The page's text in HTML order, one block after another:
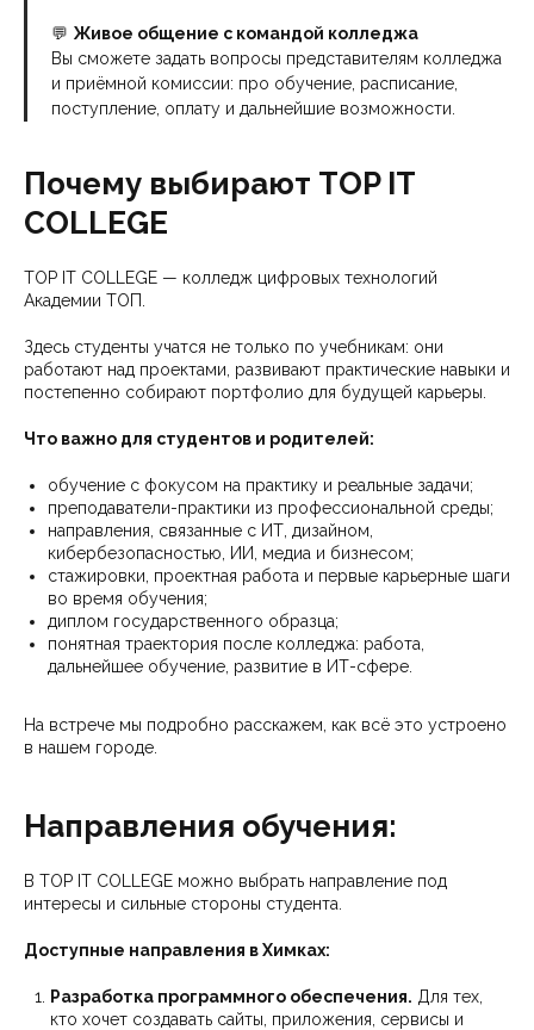
💬 Живое общение с командой колледжа
Вы сможете задать вопросы представителям колледжа
и приёмной комиссии: про обучение, расписание,
поступление, оплату и дальнейшие возможности.
Почему выбирают TOP IT
COLLEGE
TOP IT COLLEGE — колледж цифровых технологий
Академии ТОП.
Здесь студенты учатся не только по учебникам: они
работают над проектами, развивают практические навыки и
постепенно собирают портфолио для будущей карьеры.
Что важно для студентов и родителей:
обучение с фокусом на практику и реальные задачи;
преподаватели-практики из профессиональной среды;
направления, связанные с ИТ, дизайном,
кибербезопасностью, ИИ, медиа и бизнесом;
стажировки, проектная работа и первые карьерные шаги
во время обучения;
диплом государственного образца;
понятная траектория после колледжа: работа,
дальнейшее обучение, развитие в ИТ-сфере.
На встрече мы подробно расскажем, как всё это устроено
в нашем городе.
Направления обучения:
В TOP IT COLLEGE можно выбрать направление под
интересы и сильные стороны студента.
Доступные направления в Химках:
Разработка программного обеспечения. Для тех,
кто хочет создавать сайты, приложения, сервисы и